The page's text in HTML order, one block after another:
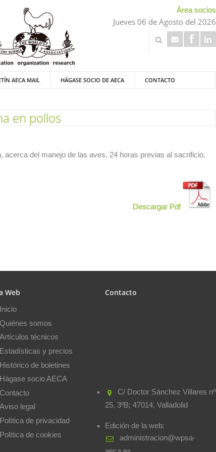
Área socios
Jueves 06 de Agosto del 2026
AECA MAIL HÁGASE SOCIO DE AECA CONTACTO
en pollos
acerca del manejo de las aves, 24 horas previas al sacrificio.
Descargar Pdf
Web
Inicio
Quiénes somos
Artículos técnicos
Estadísticas y precios
Histórico de boletines
Hágase socio AECA
Contacto
Aviso legal
Política de privacidad
Política de cookies
Contacto
C/ Doctor Sánchez Villares nº
25, 3ºB; 47014, Valladolid
Edición de la web:
administracion@wpsa-